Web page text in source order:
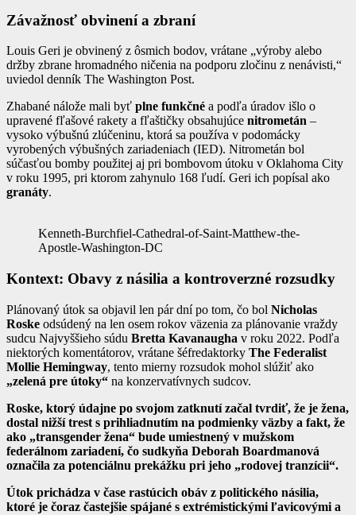
Závažnosť obvinení a zbraní
Louis Geri je obvinený z ôsmich bodov, vrátane „výroby alebo
držby zbrane hromadného ničenia na podporu zločinu z nenávisti,“
uviedol denník The Washington Post.
Zhabané nálože mali byť plne funkčné a podľa úradov išlo o
upravené fľašové rakety a fľaštičky obsahujúce nitrometán –
vysoko výbušnú zlúčeninu, ktorá sa používa v podomácky
vyrobených výbušných zariadeniach (IED). Nitrometán bol
súčasťou bomby použitej aj pri bombovom útoku v Oklahoma City
v roku 1995, pri ktorom zahynulo 168 ľudí. Geri ich popísal ako
granáty.
Kenneth-Burchfiel-Cathedral-of-Saint-Matthew-the-
Apostle-Washington-DC
Kontext: Obavy z násilia a kontroverzné rozsudky
Plánovaný útok sa objavil len pár dní po tom, čo bol Nicholas
Roske odsúdený na len osem rokov väzenia za plánovanie vraždy
sudcu Najvyššieho súdu Bretta Kavanaugha v roku 2022. Podľa
niektorých komentátorov, vrátane šéfredaktorky The Federalist
Mollie Hemingway, tento mierny rozsudok mohol slúžiť ako
„zelená pre útoky“ na konzervatívnych sudcov.
Roske, ktorý údajne po svojom zatknutí začal tvrdiť, že je žena,
dostal nižší trest s prihliadnutím na podmienky väzby a fakt, že
ako „transgender žena“ bude umiestnený v mužskom
federálnom zariadení, čo sudkyňa Deborah Boardmanová
označila za potenciálnu prekážku pri jeho „rodovej tranzícii“.
Útok prichádza v čase rastúcich obáv z politického násilia,
ktoré je čoraz častejšie spájané s extrémistickými ľavicovými a